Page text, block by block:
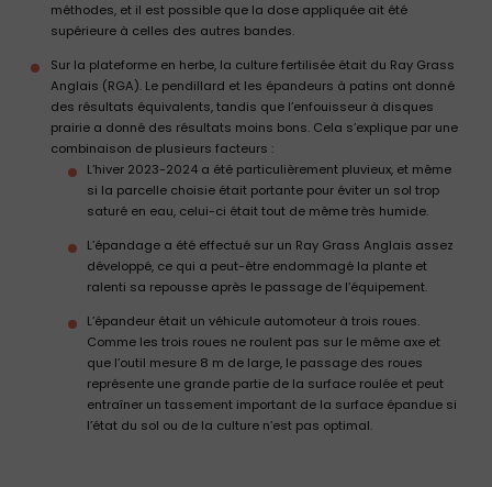
méthodes, et il est possible que la dose appliquée ait été
supérieure à celles des autres bandes.
Sur la plateforme en herbe, la culture fertilisée était du Ray Grass
Anglais (RGA). Le pendillard et les épandeurs à patins ont donné
des résultats équivalents, tandis que l’enfouisseur à disques
prairie a donné des résultats moins bons. Cela s’explique par une
combinaison de plusieurs facteurs :
L’hiver 2023-2024 a été particulièrement pluvieux, et même
si la parcelle choisie était portante pour éviter un sol trop
saturé en eau, celui-ci était tout de même très humide.
L’épandage a été effectué sur un Ray Grass Anglais assez
développé, ce qui a peut-être endommagé la plante et
ralenti sa repousse après le passage de l’équipement.
L’épandeur était un véhicule automoteur à trois roues.
Comme les trois roues ne roulent pas sur le même axe et
que l’outil mesure 8 m de large, le passage des roues
représente une grande partie de la surface roulée et peut
entraîner un tassement important de la surface épandue si
l’état du sol ou de la culture n’est pas optimal.